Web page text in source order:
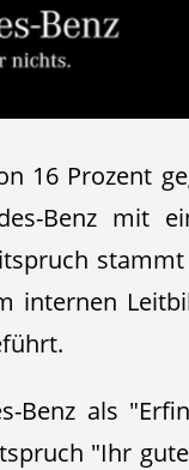
16 Prozent
Benz mit
internen
Benz als
"Ihr